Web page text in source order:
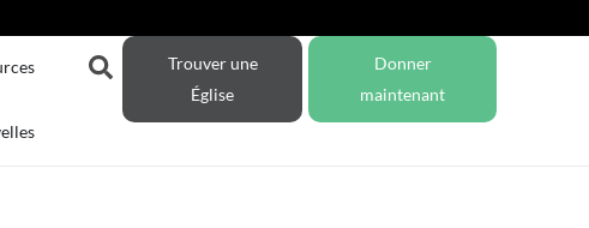
Trouver une
Église
Donner
maintenant